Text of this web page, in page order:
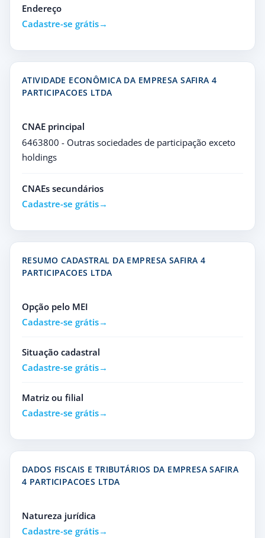
Endereço
Cadastre-se grátis
ATIVIDADE ECONÔMICA DA EMPRESA SAFIRA 4
PARTICIPACOES LTDA
CNAE principal
6463800 - Outras sociedades de participação exceto
holdings
CNAEs secundários
Cadastre-se grátis
RESUMO CADASTRAL DA EMPRESA SAFIRA 4
PARTICIPACOES LTDA
Opção pelo MEI
Cadastre-se grátis
Situação cadastral
Cadastre-se grátis
Matriz ou filial
Cadastre-se grátis
DADOS FISCAIS E TRIBUTÁRIOS DA EMPRESA SAFIRA
4 PARTICIPACOES LTDA
Natureza jurídica
Cadastre-se grátis